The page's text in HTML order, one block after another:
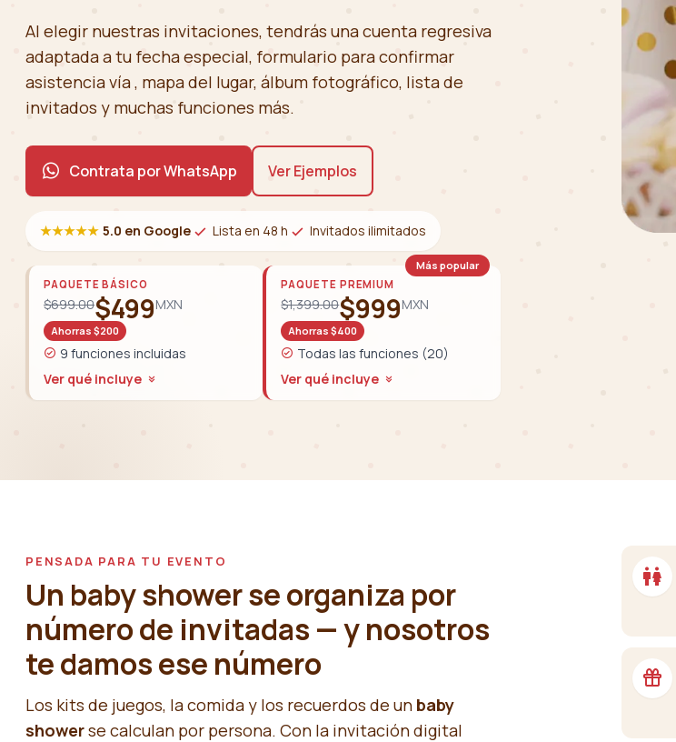
Al elegir nuestras invitaciones, tendrás una cuenta regresiva
adaptada a tu fecha especial, formulario para confirmar
asistencia vía , mapa del lugar, álbum fotográfico, lista de
invitados y muchas funciones más.
Contrata por WhatsApp Ver Ejemplos
★★★★★ 5.0 en Google Lista en 48 h Invitados ilimitados
PAQUETE BÁSICO
$699.00$499MXN
Ahorras $200
9 funciones incluidas
Ver qué incluye
Más popular
PAQUETE PREMIUM
$1,399.00$999MXN
Ahorras $400
Todas las funciones (20)
Ver qué incluye
PENSADA PARA TU EVENTO
Un baby shower se organiza por
número de invitadas — y nosotros
te damos ese número
Los kits de juegos, la comida y los recuerdos de un baby
showerse calculan por persona. Con la invitación digital